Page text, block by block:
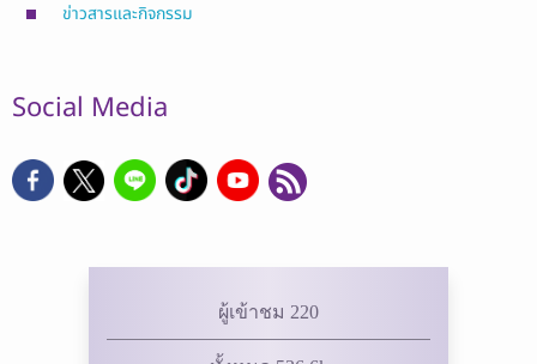
ข่าวสารและกิจกรรม
Social Media
ผู้เข้าชม 220